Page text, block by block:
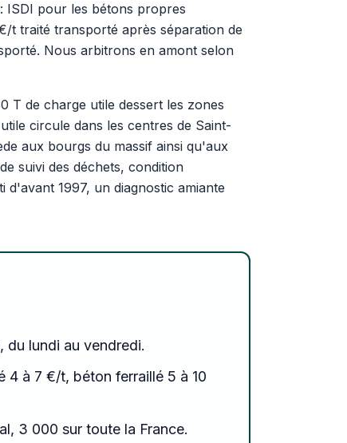
ISDI pour les bétons propres
t traité transporté après séparation de
Nous arbitrons en amont selon
T de charge utile dessert les zones
circule dans les centres de Saint-
aux bourgs du massif ainsi qu'aux
suivi des déchets, condition
1997, un diagnostic amiante
du lundi au vendredi.
4 à 7 €/t, béton ferraillé 5 à 10
3 000 sur toute la France.